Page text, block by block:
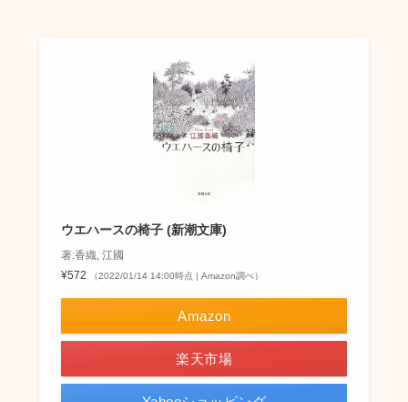
ウエハースの椅子 (新潮文庫)
著:香織, 江國
¥572
（2022/01/14 14:00時点 | Amazon調べ）
Amazon
楽天市場